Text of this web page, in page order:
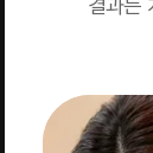
결과는